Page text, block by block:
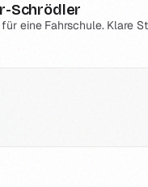
Schrödler
eine Fahrschule. Klare